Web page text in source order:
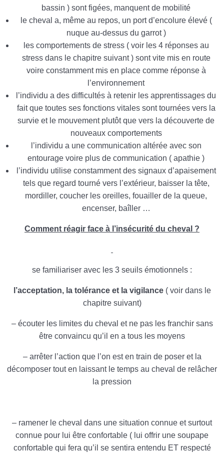
bassin ) sont figées, manquent de mobilité
le cheval a, même au repos, un port d’encolure élevé (
nuque au-dessus du garrot )
les comportements de stress ( voir les 4 réponses au
stress dans le chapitre suivant ) sont vite mis en route
voire constamment mis en place comme réponse à
l’environnement
l’individu a des difficultés à retenir les apprentissages du
fait que toutes ses fonctions vitales sont tournées vers la
survie et le mouvement plutôt que vers la découverte de
nouveaux comportements
l’individu a une communication altérée avec son
entourage voire plus de communication ( apathie )
l’individu utilise constamment des signaux d’apaisement
tels que regard tourné vers l’extérieur, baisser la tête,
mordiller, coucher les oreilles, fouailler de la queue,
encenser, baîller …
Comment réagir face à l’insécurité du cheval ?
se familiariser avec les 3 seuils émotionnels :
l’acceptation, la tolérance et la vigilance( voir dans le
chapitre suivant)
– écouter les limites du cheval et ne pas les franchir sans
être convaincu qu’il en a tous les moyens
– arrêter l’action que l’on est en train de poser et la
décomposer tout en laissant le temps au cheval de relâcher
la pression
– ramener le cheval dans une situation connue et surtout
connue pour lui être confortable ( lui offrir une soupape
confortable qui fera qu’il se sentira entendu ET respecté